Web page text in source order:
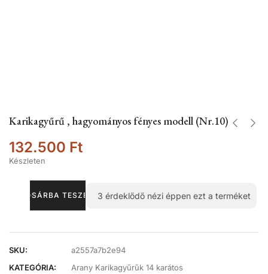
Karikagyűrű , hagyományos fényes modell (Nr.10)
132.500 Ft
Készleten
KOSÁRBA TESZEM 3 érdeklődő nézi éppen ezt a terméket
SKU:
a2557a7b2e94
KATEGÓRIA:
Arany Karikagyűrűk 14 karátos